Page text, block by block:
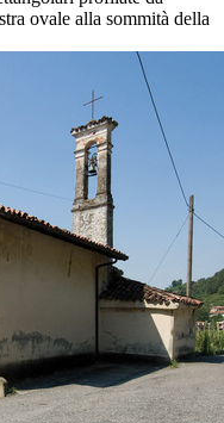
ovale alla sommità della